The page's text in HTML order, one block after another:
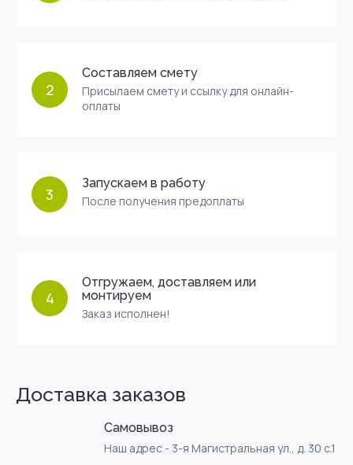
2
Составляем смету
Присылаем смету и ссылку для онлайн-
оплаты
3
Запускаем в работу
После получения предоплаты
4
Отгружаем, доставляем или
монтируем
Заказ исполнен!
Доставка заказов
Самовывоз
Наш адрес - 3-я Магистральная ул., д. 30 с.1